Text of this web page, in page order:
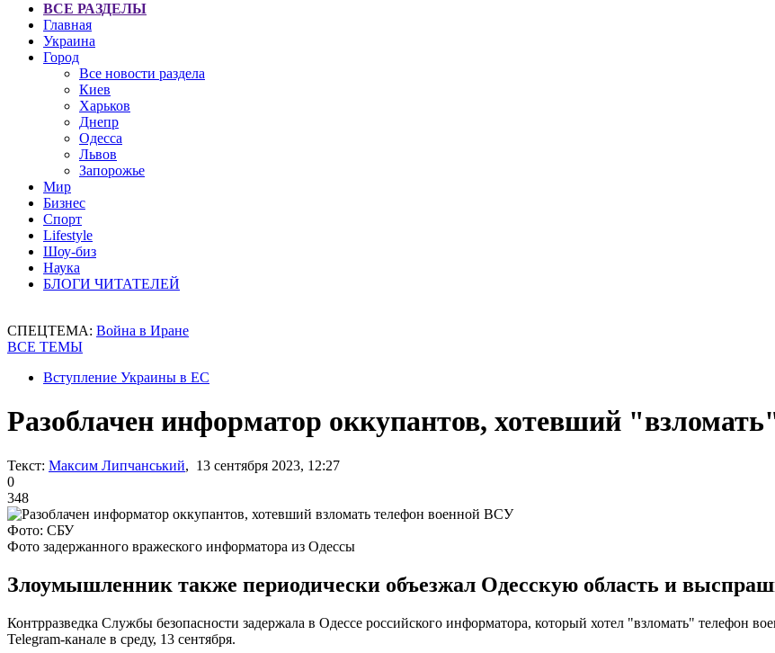
ВСЕ РАЗДЕЛЫ
Главная
Украина
Город
Все новости раздела
Киев
Харьков
Днепр
Одесса
Львов
Запорожье
Мир
Бизнес
Спорт
Lifestyle
Шоу-биз
Наука
БЛОГИ ЧИТАТЕЛЕЙ
СПЕЦТЕМА: Война в Иране
ВСЕ ТЕМЫ
Вступление Украины в ЕС
Разоблачен информатор оккупантов, хотевший
Текст: Максим Липчанський, 13 сентября 2023, 12:27
0
348
Фото: СБУ
Фото задержанного вражеского информатора из Одессы
Злоумышленник также периодически объезжал Одесскую область и
Контрразведка Службы безопасности задержала в Одессе российского информатора, который хотел "взломать" телефон
Telegram-канале в среду, 13 сентября.